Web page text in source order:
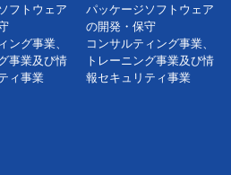
フトウェア
ング事業、
事業及び情
ィ事業
パッケージソフトウェア
の開発・保守
コンサルティング事業、
トレーニング事業及び情
報セキュリティ事業